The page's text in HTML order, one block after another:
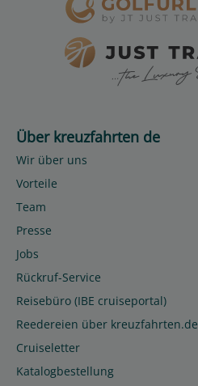
Über kreuzfahrten de
Wir über uns
Vorteile
Team
Presse
Jobs
Rückruf-Service
Reisebüro (IBE cruiseportal)
Reedereien über kreuzfahrten.de
Cruiseletter
Katalogbestellung